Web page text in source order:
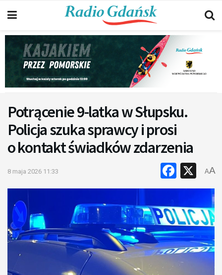
Potrącenie 9-latka w Słupsku.
Policja szuka sprawcy i prosi
o kontakt świadków zdarzenia
8 maja 2026 11:33 X
AA